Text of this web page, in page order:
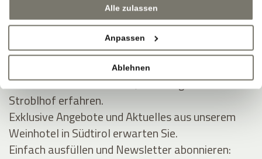
Alle zulassen
Anpassen
Ablehnen
JOIN THE COMMUNITY
Seien Sie unter den Ersten, die Neuigkeiten vom
Stroblhof erfahren.
Exklusive Angebote und Aktuelles aus unserem
Weinhotel in Südtirol erwarten Sie.
Einfach ausfüllen und Newsletter abonnieren: